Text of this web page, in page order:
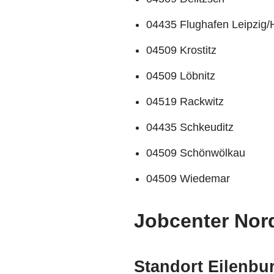
04435 Flughafen Leipzig/
04509 Krostitz
04509 Löbnitz
04519 Rackwitz
04435 Schkeuditz
04509 Schönwölkau
04509 Wiedemar
Jobcenter
Standort